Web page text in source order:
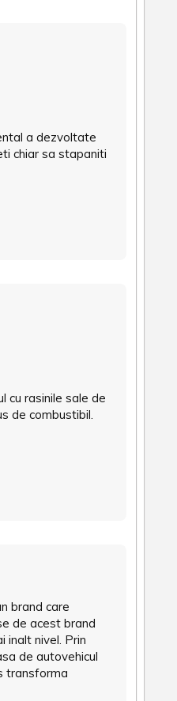
a dezvoltate
chiar sa stapaniti
cu rasinile sale de
de combustibil.
brand care
de acest brand
inalt nivel. Prin
de autovehicul
transforma